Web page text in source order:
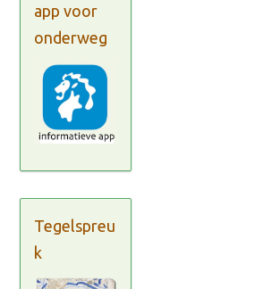
app voor
onderweg
Tegelspreu
k